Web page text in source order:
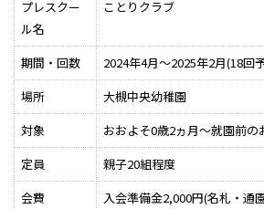
プレスクー
ル名
ことりクラブ
期間・回数
2024年4月～2025年2月(18回
場所
大槻中央幼稚園
対象
おおよそ0歳2ヵ月～就園前の
定員
親子20組程度
会費
入会準備金2,000円(名札・通